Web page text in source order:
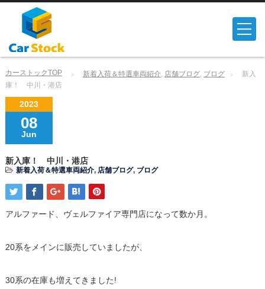
カーストックTOP 新着入荷＆特選車両紹介 店舗ブログ, ブログ
新入
庫！ 中川・港店
2023
08
Jun
新入庫！ 中川・港店
新着入荷＆特選車両紹介, 店舗ブログ, ブログ
アルファード、ヴェルファイア専門店になって数か月。
20系をメインに販売していましたが、
30系の在庫も増えてきました!